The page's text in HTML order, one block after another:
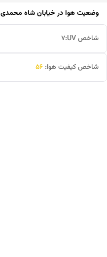
وضعیت هوا درخیابان شاه محمدی
شاخص UV: 7
شاخص کیفیت هوا: 56